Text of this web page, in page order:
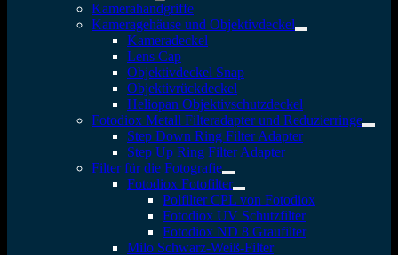
Kamerahandgriffe
Kameragehäuse und Objektivdeckel
Kameradeckel
Lens Cap
Objektivdeckel Snap
Objektivrückdeckel
Heliopan Objektivschutzdeckel
Fotodiox Metall Filteradapter und Reduzierringe
Step Down Ring Filter Adapter
Step Up Ring Filter Adapter
Filter für die Fotografie
Fotodiox Fotofilter
Polfilter CPL von Fotodiox
Fotodiox UV Schutzfilter
Fotodiox ND 8 Graufilter
Milo Schwarz-Weiß-Filter